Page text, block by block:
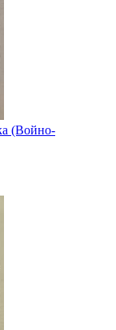
(Войно-